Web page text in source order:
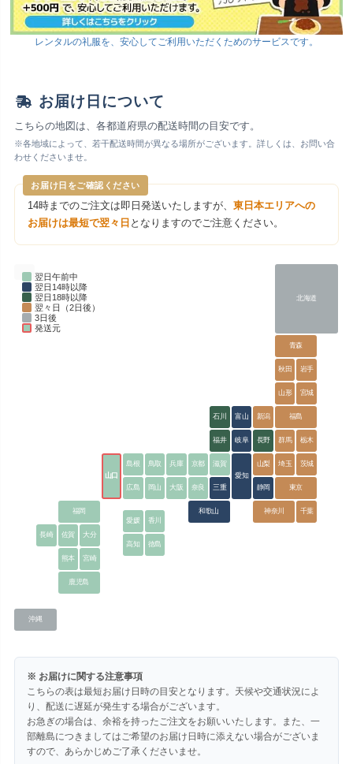
レンタルの礼服を、安心してご利用いただくためのサービスです。
お届け日について
こちらの地図は、各都道府県の配送時間の目安です。
※各地域によって、若干配送時間が異なる場所がございます。詳しくは、お問い合
わせくださいませ。
お届け日をご確認ください
14時までのご注文は即日発送いたしますが、東日本エリアへの
お届けは最短で翌々日 となりますのでご注意ください。
翌日午前中
翌日14時以降
翌日18時以降
翌々日（2日後）
3日後
発送元
北海道
青森
秋田 岩手
山形 宮城
福島
新潟
群馬 栃木
埼玉 茨城
東京
神奈川 千葉
山梨
石川
福井 長野
富山
岐阜
愛知
静岡
三重
和歌山
山口
島根 鳥取
広島 岡山
兵庫 京都 滋賀
大阪 奈良
香川
愛媛
徳島
高知
福岡
佐賀 大分
熊本
長崎
宮崎
鹿児島
沖縄
※ お届けに関する注意事項
こちらの表は最短お届け日時の目安となります。天候や交通状況によ
り、配送に遅延が発生する場合がございます。
お急ぎの場合は、余裕を持ったご注文をお願いいたします。また、一
部離島につきましてはご希望のお届け日時に添えない場合がございま
すので、あらかじめご了承くださいませ。